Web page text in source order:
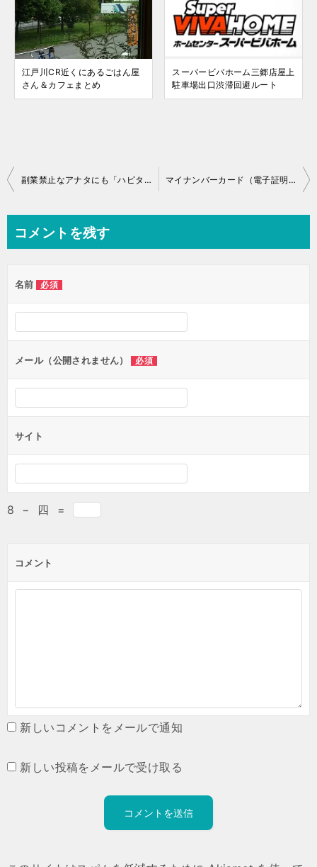
江戸川CR近くにあるごはん屋
さん＆カフェまとめ
スーパービバホーム三郷店屋上
駐車場出口渋滞回避ルート
投
ビ
ー
シ
ョ
ン
副業禁止なアナタにも「ハピタス」で収入アップ マイナンバーカード（電子証明書）発行と公共施設視察
コメントを残す
名前 必須
メール（公開されません） 必須
サイト
8 − 四 =
コメント
新しいコメントをメールで通知
新しい投稿をメールで受け取る